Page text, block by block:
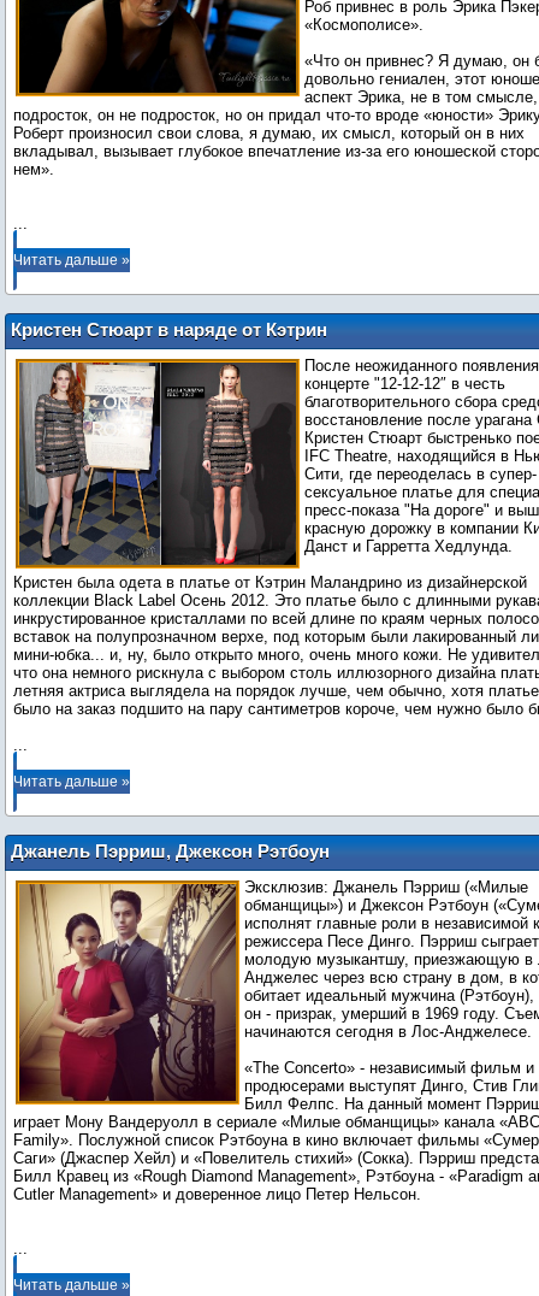
Роб привнес в роль Эрика
«Космополисе».
«Что он привнес? Я думаю, он
довольно гениален, этот
аспект Эрика, не в том
подросток, он не подросток, но он придал что-то вроде «юности»
Роберт произносил свои слова, я думаю, их смысл, который он в них
вкладывал, вызывает глубокое впечатление из-за его юношеской
нем».
...
Читать дальше »
Кристен Стюарт в наряде от Кэтрин
Маландрино на специальном показе
"На дороге" в Нью-Йорке
После неожиданного
концерте "12-12-12″ в честь
благотворительного сбора
восстановление после
Кристен Стюарт быстренько
IFC Theatre, находящийся в
Сити, где переоделась в супер-
сексуальное платье для
пресс-показа "На дороге" и
красную дорожку в компании
Данст и Гарретта Хедлунда.
Кристен была одета в платье от Кэтрин Маландрино из дизайнерской
коллекции Black Label Осень 2012. Это платье было с длинными
инкрустированное кристаллами по всей длине по краям черных
вставок на полупрозначном верхе, под которым были лакированный
мини-юбка... и, ну, было открыто много, очень много кожи. Не
что она немного рискнула с выбором столь иллюзорного дизайна
летняя актриса выглядела на порядок лучше, чем обычно, хотя
...
Читать дальше »
Джанель Пэрриш, Джексон Рэтбоун
снимутся в фильме «The Concerto»
Эксклюзив: Джанель Пэрриш («Милые
обманщицы») и Джексон Рэтбоун
исполнят главные роли в независимой
режиссера Песе Динго. Пэрриш сыграет
молодую музыкантшу, приезжающую в
Анджелес через всю страну в дом, в
обитает идеальный мужчина (Рэтбоун),
он - призрак, умерший в 1969 году.
начинаются сегодня в Лос-Анджелесе.
«The Concerto» - независимый фильм и
продюсерами выступят Динго, Стив
Билл Фелпс. На данный момент
играет Мону Вандеруолл в сериале «Милые обманщицы» канала «АBC
Family». Послужной список Рэтбоуна в кино включает фильмы
Саги» (Джаспер Хейл) и «Повелитель стихий» (Сокка). Пэрриш
Билл Кравец из «Rough Diamond Management», Рэтбоуна - «Paradigm
Cutler Management» и доверенное лицо Петер Нельсон.
...
Читать дальше »